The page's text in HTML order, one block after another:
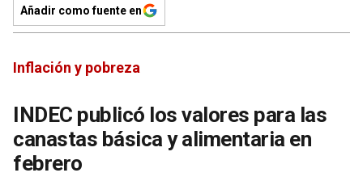
Añadir como fuente en
Inflación y pobreza
INDEC publicó los valores para las
canastas básica y alimentaria en
febrero